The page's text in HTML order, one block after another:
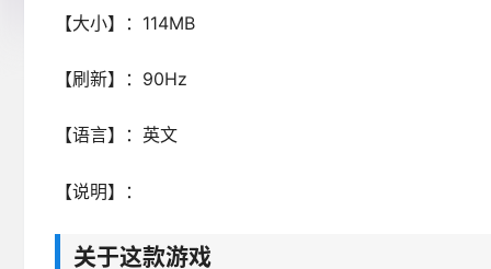
【大小】：114MB
【刷新】：90Hz
【语言】：英文
【说明】：
关于这款游戏